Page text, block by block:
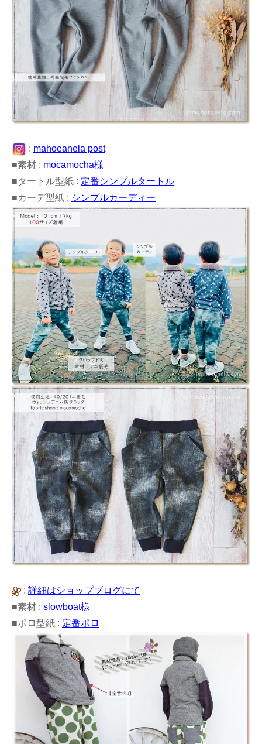
: mahoeanela post
■素材 : mocamocha様
■タートル型紙 : 定番シンプルタートル
■カーデ型紙 : シンプルカーディー
: 詳細はショップブログにて
■素材 : slowboat様
■ポロ型紙 : 定番ポロ